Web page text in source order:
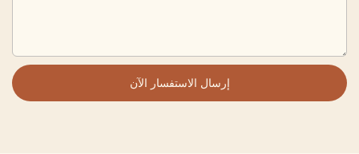
إرسال الاستفسار الآن